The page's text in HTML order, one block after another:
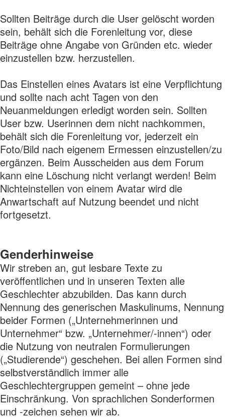
Sollten Beiträge durch die User gelöscht worden
sein, behält sich die Forenleitung vor, diese
Beiträge ohne Angabe von Gründen etc. wieder
einzustellen bzw. herzustellen.
Das Einstellen eines Avatars ist eine Verpflichtung
und sollte nach acht Tagen von den
Neuanmeldungen erledigt worden sein. Sollten
User bzw. Userinnen dem nicht nachkommen,
behält sich die Forenleitung vor, jederzeit ein
Foto/Bild nach eigenem Ermessen einzustellen/zu
ergänzen. Beim Ausscheiden aus dem Forum
kann eine Löschung nicht verlangt werden! Beim
Nichteinstellen von einem Avatar wird die
Anwartschaft auf Nutzung beendet und nicht
fortgesetzt.
Genderhinweise
Wir streben an, gut lesbare Texte zu
veröffentlichen und in unseren Texten alle
Geschlechter abzubilden. Das kann durch
Nennung des generischen Maskulinums, Nennung
beider Formen („Unternehmerinnen und
Unternehmer“ bzw. „Unternehmer/-innen“) oder
die Nutzung von neutralen Formulierungen
(„Studierende“) geschehen. Bei allen Formen sind
selbstverständlich immer alle
Geschlechtergruppen gemeint – ohne jede
Einschränkung. Von sprachlichen Sonderformen
und -zeichen sehen wir ab.